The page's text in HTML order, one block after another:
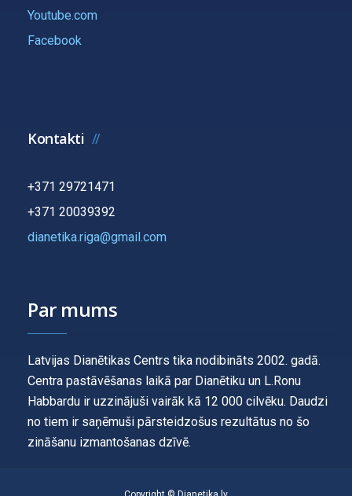
Youtube.com
Facebook
Kontakti
+371 29721471
+371 20039392
dianetika.riga@gmail.com
Par mums
Latvijas Dianētikas Centrs tika nodibināts 2002. gadā.
Centra pastāvēšanas laikā par Dianētiku un L.Ronu
Habbardu ir uzzinājuši vairāk kā 12 000 cilvēku. Daudzi
no tiem ir saņēmuši pārsteidzošus rezultātus no šo
zināšanu izmantošanas dzīvē.